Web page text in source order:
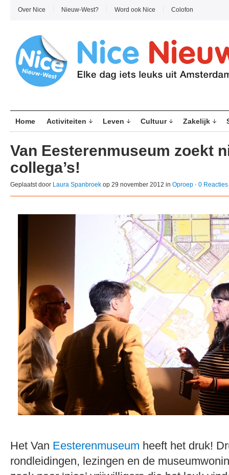
Over Nice Nieuw-West? Word ook Nice Colofon
Home Activiteiten Leven Cultuur Zakelijk
Van Eesterenmuseum zoekt
collega’s!
Geplaatst door Laura Spanbroek op 29 november 2012 in Oproep · 0 Reacties
Het Van Eesterenmuseum heeft het druk!
rondleidingen, lezingen en de